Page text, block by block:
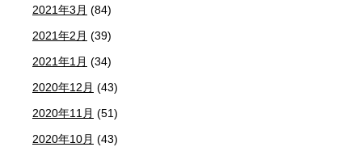
2021年3月 (84)
2021年2月 (39)
2021年1月 (34)
2020年12月 (43)
2020年11月 (51)
2020年10月 (43)